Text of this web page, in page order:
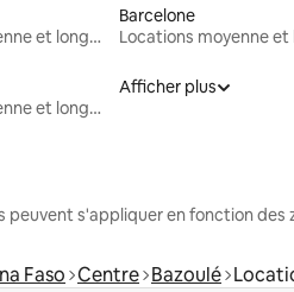
Locations moyenne et longue durée
Barcelone
Locations moyenne et longue durée
Afficher plus
peuvent s'appliquer en fonction
Faso Centre Bazoulé